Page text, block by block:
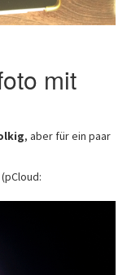
mit
, aber für ein paar